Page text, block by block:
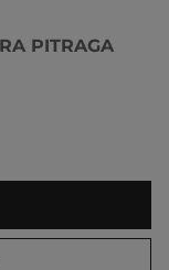
PITRAGA